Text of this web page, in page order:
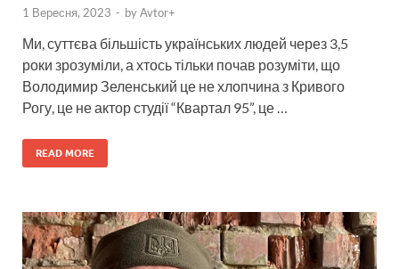
1 Вересня, 2023 - byAvtor+
Ми, суттєва більшість українських людей через 3,5
роки зрозуміли, а хтось тільки почав розуміти, що
Володимир Зеленський це не хлопчина з Кривого
Рогу, це не актор студії “Квартал 95”, це …
READ MORE